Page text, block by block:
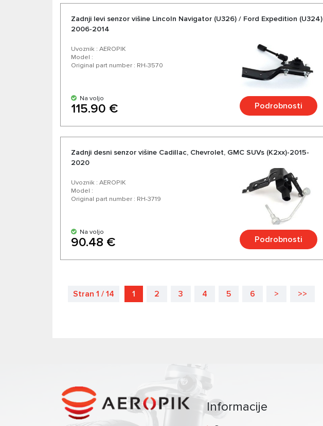
Zadnji levi senzor višine Lincoln Navigator (U326) / Ford Expedition (U324)
2006-2014
Uvoznik : AEROPIK
Model :
Original part number : RH-3570
Na voljo
115.90 € Podrobnosti
Zadnji desni senzor višine Cadillac, Chevrolet, GMC SUVs (K2xx)-2015-
2020
Uvoznik : AEROPIK
Model :
Original part number : RH-3719
Na voljo
90.48 € Podrobnosti
Stran 1 / 14 1 2 3 4 5 6 > >>
Informacije